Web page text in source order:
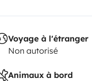
Voyage à l'étranger
Non autorisé
Animaux à bord